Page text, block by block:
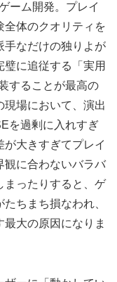
ーム開発。プレイ
全体のクオリティを
手なだけの独りよが
璧に追従する「実用
することが最高の
現場において、演出
を過剰に入れすぎ
大きすぎてプレイ
観に合わないバラバ
まったりすると、ゲ
ちまち損なわれ、
大の原因になりま